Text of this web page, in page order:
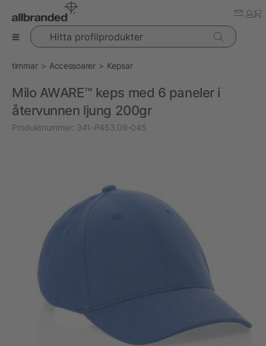
Hitta profilprodukter
timmar Accessoarer Kepsar
Milo AWARE™ keps med 6 paneler i
återvunnen ljung 200gr
Produktnummer: 341-P453.09-045